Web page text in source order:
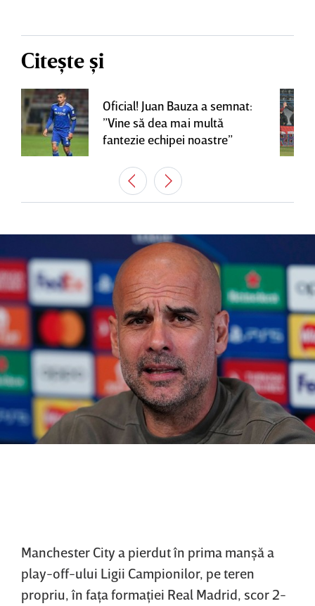
Citește și
Oficial! Juan Bauza a semnat:
”Vine să dea mai multă
fantezie echipei noastre”
Manchester City a pierdut în prima manşă a
play-off-ului Ligii Campionilor, pe teren
propriu, în faţa formaţiei Real Madrid, scor 2-